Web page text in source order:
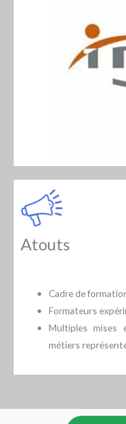
Atouts
Cadre de
Formateurs
Multiples mises
métiers